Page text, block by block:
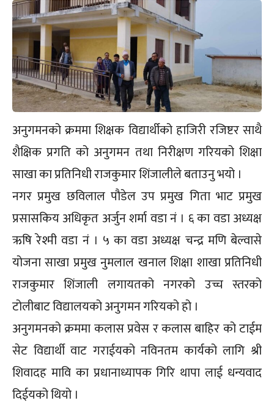
अनुगमनको क्रममा शिक्षक विद्यार्थीको हाजिरी रजिष्टर साथै
शैक्षिक प्रगति को अनुगमन तथा निरीक्षण गरियको शिक्षा
साखा का प्रतिनिधी राजकुमार शिंजालीले बताउनु भयो ।
नगर प्रमुख छविलाल पौडेल उप प्रमुख गिता भाट प्रमुख
प्रसासकिय अधिकृत अर्जुन शर्मा वडा नं । ६ का वडा अध्यक्ष
ऋषि रेश्मी वडा नं । ५ का वडा अध्यक्ष चन्द्र मणि बेल्वासे
योजना साखा प्रमुख नुमलाल खनाल शिक्षा शाखा प्रतिनिधी
राजकुमार शिंजाली लगायतको नगरको उच्च स्तरको
टोलीबाट विद्यालयको अनुगमन गरियको हो ।
अनुगमनको क्रममा कलास प्रवेस र कलास बाहिर को टाईम
सेट विद्यार्थी वाट गराईयको नविनतम कार्यको लागि श्री
शिवादह मावि का प्रधानाध्यापक गिरि थापा लाई धन्यवाद
दिईयको थियो ।